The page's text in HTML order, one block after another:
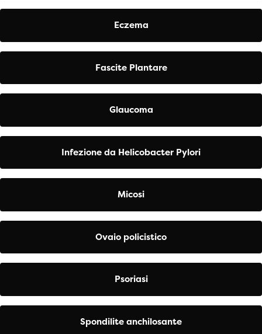
Eczema
Fascite Plantare
Glaucoma
Infezione da Helicobacter Pylori
Micosi
Ovaio policistico
Psoriasi
Spondilite anchilosante